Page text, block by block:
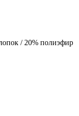
/ 20% полиэфир